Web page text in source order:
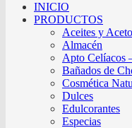
INICIO
PRODUCTOS
Aceites y
Almacén
Apto Celíacos
Bañados de
Cosmética
Dulces
Edulcorantes
Especias